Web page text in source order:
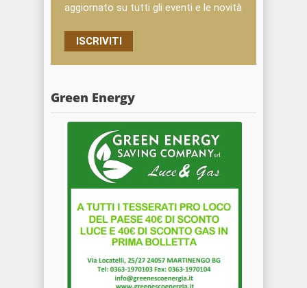
aggiornato su tutti gli eventi e le novità
ISCRIVITI
Green Energy